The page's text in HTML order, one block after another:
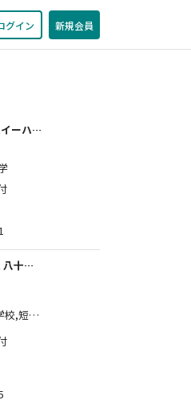
グイン 新規会員
一般財団法人イーハトーブ育英会
公益財団法人 八十二みらい財団
修学校,大学